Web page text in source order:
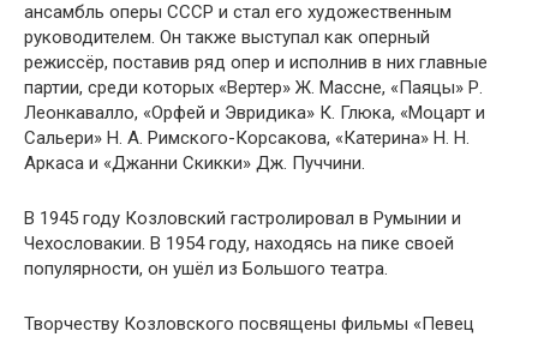
ансамбль оперы СССР и стал его художественным
руководителем. Он также выступал как оперный
режиссёр, поставив ряд опер и исполнив в них главные
партии, среди которых «Вертер» Ж. Массне, «Паяцы» Р.
Леонкавалло, «Орфей и Эвридика» К. Глюка, «Моцарт и
Сальери» Н. А. Римского-Корсакова, «Катерина» Н. Н.
Аркаса и «Джанни Скикки» Дж. Пуччини.
В 1945 году Козловский гастролировал в Румынии и
Чехословакии. В 1954 году, находясь на пике своей
популярности, он ушёл из Большого театра.
Творчеству Козловского посвящены фильмы «Певец